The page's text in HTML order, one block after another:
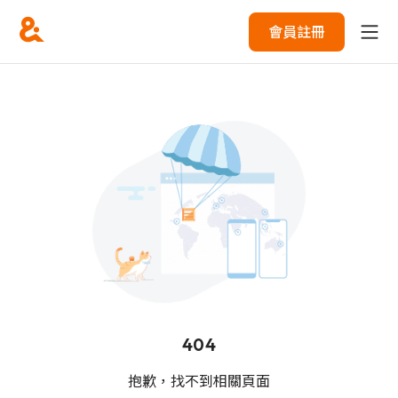
會員註冊
404
抱歉，找不到相關頁面